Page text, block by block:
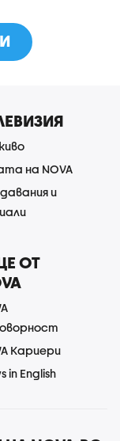
на NOVA
и
ОТ
Кариери
in English